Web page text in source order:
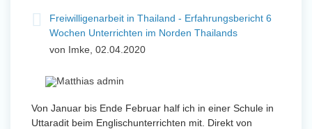
Freiwilligenarbeit in Thailand - Erfahrungsbericht 6
Wochen Unterrichten im Norden Thailands
von Imke, 02.04.2020
Von Januar bis Ende Februar half ich in einer Schule in
Uttaradit beim Englischunterrichten mit. Direkt von